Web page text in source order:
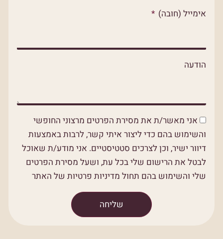
אימייל (חובה)
הודעה
אני מאשר/ת את מסירת הפרטים מרצוני החופשי
והשימוש בהם כדי ליצור איתי קשר, לרבות באמצעות
דיוור ישיר, וכן לצרכים סטטיסטיים. אני מודע/ת שאוכל
לבטל את הרישום שלי בכל עת, ושעל מסירת הפרטים
שלי והשימוש בהם תחול מדיניות פרטיות של האתר
שליחה